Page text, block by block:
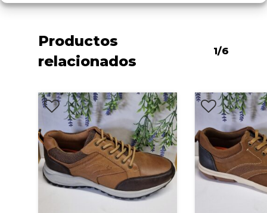
Productos
relacionados
1/6